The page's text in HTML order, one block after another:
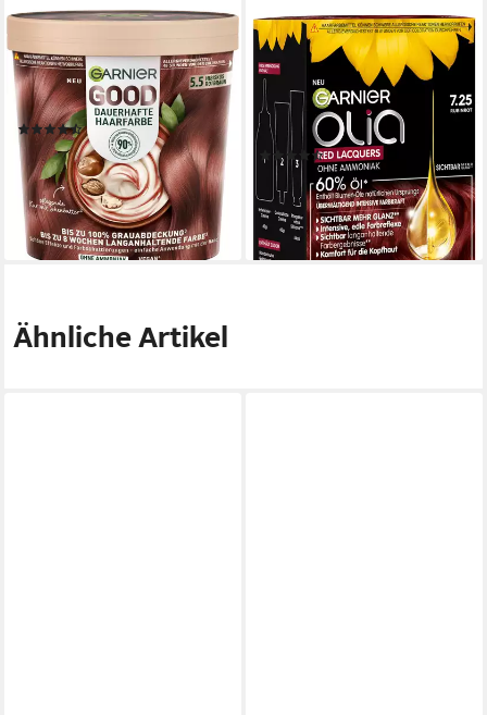
Haarfarbe GARNIER GOOD,
Set, mit Creme-Textur, für alle
Haartypen
(82)
7,99 € UVP8,99 €
-11%
lieferbar - in 5-6 Werktagen bei dir
+6
GARNIER
Coloration GARNIER OLIA,
ammoniakfreie Formulierung,
Creme-Textur, für alle
Haartypen geeignet
(62)
6,99 €
lieferbar - in 5-6 Werktagen bei dir
Ähnliche Artikel